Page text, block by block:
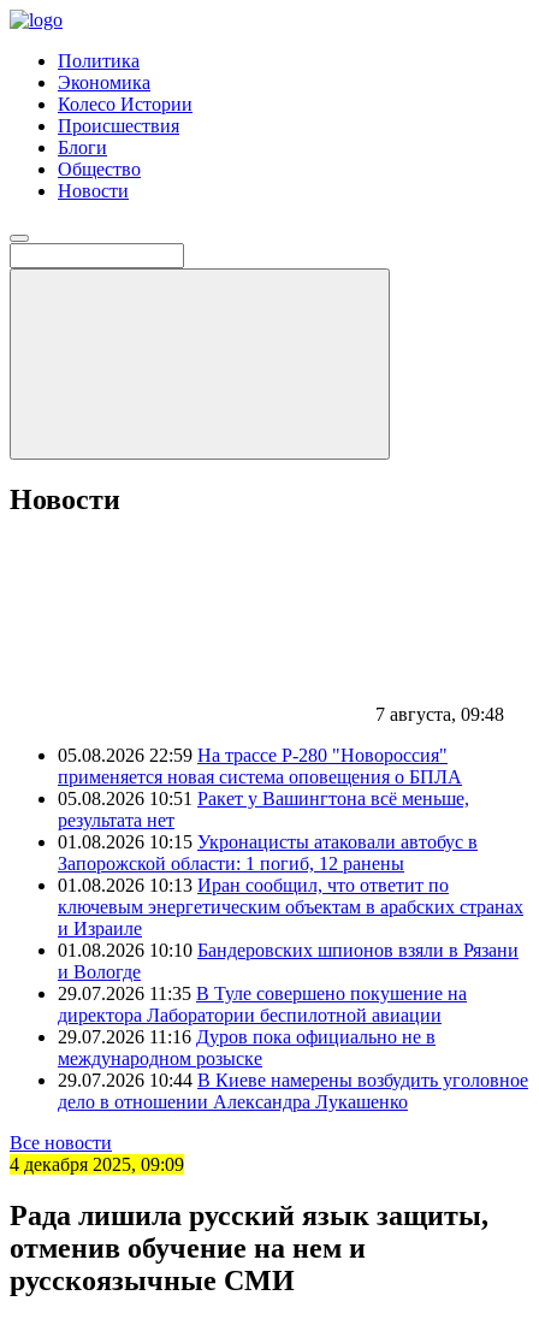
Политика
Экономика
Колесо Истории
Происшествия
Блоги
Общество
Новости
Новости
7 августа, 09:48
05.08.2026 22:59 На трассе Р-280 "Новороссия"
применяется новая система оповещения о БПЛА
05.08.2026 10:51 Ракет у Вашингтона всё меньше,
результата нет
01.08.2026 10:15 Укронацисты атаковали автобус в
Запорожской области: 1 погиб, 12 ранены
01.08.2026 10:13 Иран сообщил, что ответит по
ключевым энергетическим объектам в арабских странах
и Израиле
01.08.2026 10:10 Бандеровских шпионов взяли в Рязани
и Вологде
29.07.2026 11:35 В Туле совершено покушение на
директора Лаборатории беспилотной авиации
29.07.2026 11:16 Дуров пока официально не в
международном розыске
29.07.2026 10:44 В Киеве намерены возбудить уголовное
дело в отношении Александра Лукашенко
Все новости
4 декабря 2025, 09:09
Рада лишила русский язык защиты,
отменив обучение на нем и
русскоязычные СМИ